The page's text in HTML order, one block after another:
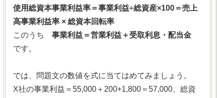
使用総資本事業利益率＝事業利益÷総資産×100＝売上
高事業利益率 × 総資本回転率
このうち 事業利益＝営業利益＋受取利息・配当金
です。
では、問題文の数値を式に当てはめてみましょう。
X社の事業利益＝55,000＋200+1,800＝57,000、総資